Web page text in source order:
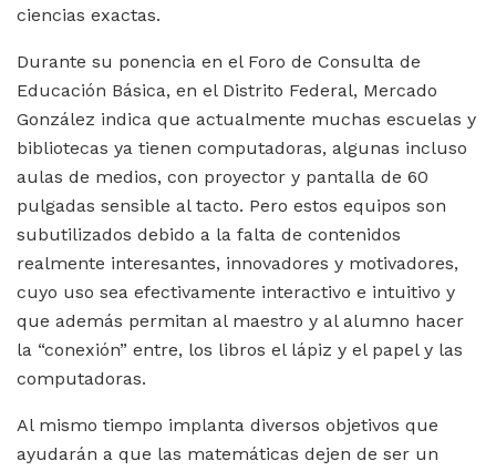
ciencias exactas.
Durante su ponencia en el Foro de Consulta de
Educación Básica, en el Distrito Federal, Mercado
González indica que actualmente muchas escuelas y
bibliotecas ya tienen computadoras, algunas incluso
aulas de medios, con proyector y pantalla de 60
pulgadas sensible al tacto. Pero estos equipos son
subutilizados debido a la falta de contenidos
realmente interesantes, innovadores y motivadores,
cuyo uso sea efectivamente interactivo e intuitivo y
que además permitan al maestro y al alumno hacer
la “conexión” entre, los libros el lápiz y el papel y las
computadoras.
Al mismo tiempo implanta diversos objetivos que
ayudarán a que las matemáticas dejen de ser un